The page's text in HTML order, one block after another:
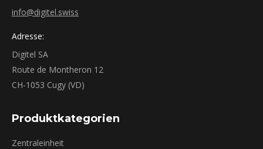
info@digitel.swiss
Adresse:
Digitel SA
Route de Montheron 12
CH-1053 Cugy (VD)
Produktkategorien
Zentraleinheit